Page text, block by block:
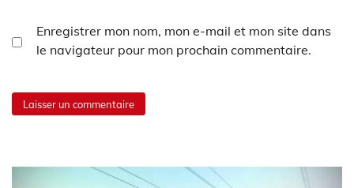
Enregistrer mon nom, mon e-mail et mon site dans
le navigateur pour mon prochain commentaire.